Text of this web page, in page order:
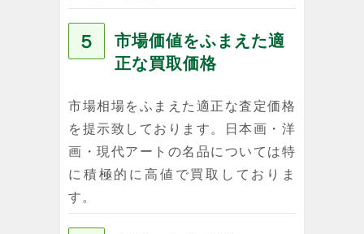
５
市場価値をふまえた適
正な買取価格
市場相場をふまえた適正な査定価格
を提示致しております。日本画・洋
画・現代アートの名品については特
に積極的に高値で買取しておりま
す。